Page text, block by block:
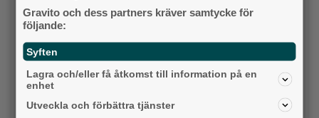
Kristdemokraterna
Centerpartiet
Liberalerna
Vet ej
Gravito och dess partners kräver samtycke för
följande:
Syften
Lagra och/eller få åtkomst till information på en
enhet
Utveckla och förbättra tjänster